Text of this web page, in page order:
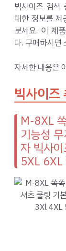
빅사이즈 검색
대한 정보를
보세요. 이 제
다. 구매하시면
자세한 내용은
빅사이즈
M-8XL
기능성
자 빅사
5XL 6XL